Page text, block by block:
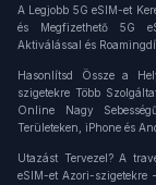
A Legjobb 5G eSIM-et
és Megfizethető 5G
Aktiválással és
Hasonlítsd Össze a
szigetekre Több
Online Nagy
Területeken, iPhone és
Utazást Tervezel? A
eSIM-et Azori-